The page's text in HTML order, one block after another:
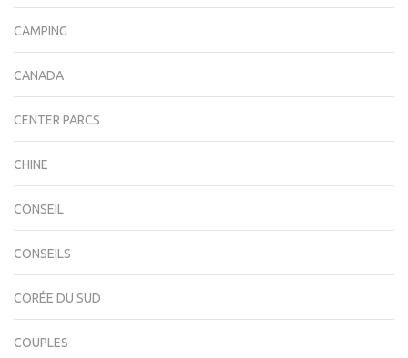
CAMPING
CANADA
CENTER PARCS
CHINE
CONSEIL
CONSEILS
CORÉE DU SUD
COUPLES